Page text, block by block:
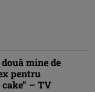
mine de
pentru
– TV